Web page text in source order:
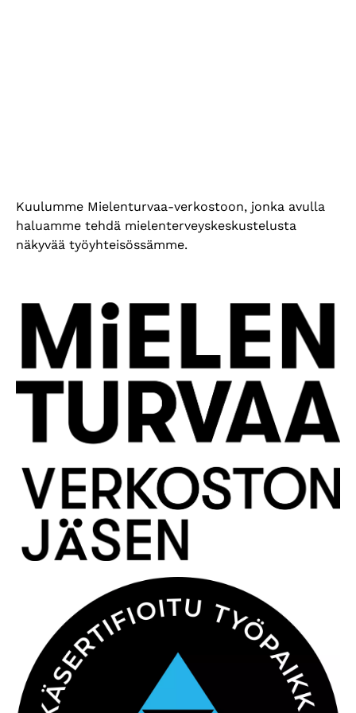
Kuulumme Mielenturvaa-verkostoon, jonka avulla
haluamme tehdä mielenterveyskeskustelusta
näkyvää työyhteisössämme.